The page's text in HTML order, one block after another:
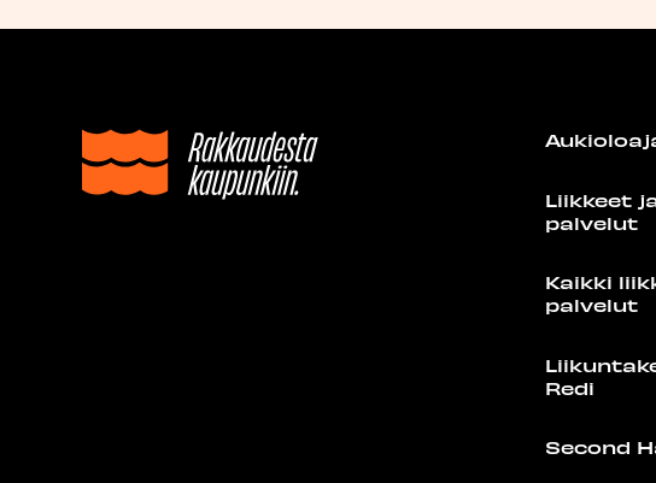
Liikkeet
palvelut
Kaikki
palvelut
Redi
Second